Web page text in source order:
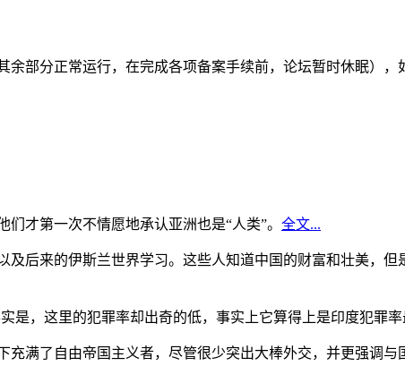
部分正常运行，在完成各项备案手续前，论坛暂时休眠），
才第一次不情愿地承认亚洲也是“人类”。 全文...
后来的伊斯兰世界学习。这些人知道中国的财富和壮美，但
，这里的犯罪率却出奇的低，事实上它算得上是印度犯罪率
满了自由帝国主义者，尽管很少突出大棒外交，并更强调